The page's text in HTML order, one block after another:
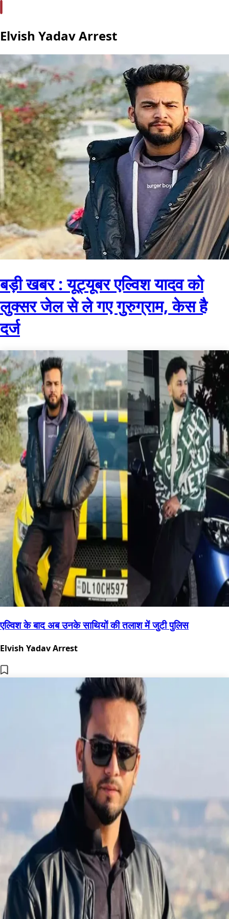
Elvish Yadav Arrest
बड़ी खबर : यूट्यूबर एल्विश यादव को
लुक्सर जेल से ले गए गुरुग्राम, केस है
दर्ज
एल्विश के बाद अब उनके साथियों की तलाश में जुटी पुलिस
Elvish Yadav Arrest